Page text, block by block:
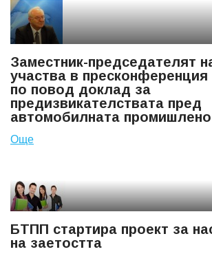
Заместник-председателят
участва в
по повод доклад за
предизвикателствата пред
автомобилната
Още
БТПП стартира проект за
на заетостта